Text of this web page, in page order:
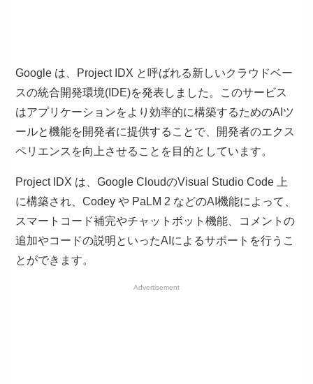
Google は、Project IDX と呼ばれる新しいクラウドベー
スの統合開発環境(IDE)を発表しました。このサービス
はアプリケーションをより効率的に構築するためのAIツ
ールと機能を開発者に提供することで、開発者のエクス
ペリエンスを向上させることを目的としています。
Project IDX は、Google CloudのVisual Studio Code 上
に構築され、Codey や PaLM 2 などのAI機能によって、
スマートコード補完やチャットボット機能、コメントの
追加やコードの説明といったAIによるサポートを行うこ
とができます。
Advertisement